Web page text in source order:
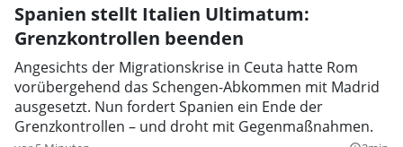
Spanien stellt Italien Ultimatum:
Grenzkontrollen beenden
Angesichts der Migrationskrise in Ceuta hatte Rom
vorübergehend das Schengen-Abkommen mit Madrid
ausgesetzt. Nun fordert Spanien ein Ende der
Grenzkontrollen – und droht mit Gegenmaßnahmen.